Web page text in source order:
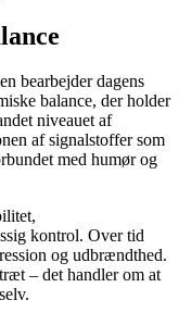
bearbejder dagens
balance, der holder
niveauet af
af signalstoffer som
med humør og
kontrol. Over tid
og udbrændthed.
– det handler om at